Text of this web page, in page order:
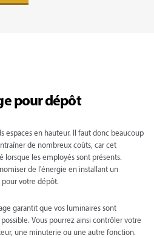
pour dépôt
espaces en hauteur. Il faut donc beaucoup
de nombreux coûts, car cet
lorsque les employés sont présents.
de l'énergie en installant un
pour votre dépôt.
garantit que vos luminaires sont
Vous pourrez ainsi contrôler votre
une minuterie ou une autre fonction.